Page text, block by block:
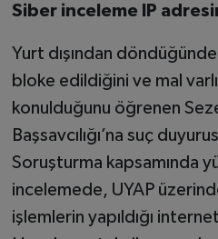
Siber inceleme IP
Yurt dışından döndüğünde
bloke edildiğini ve mal
konulduğunu öğrenen
Başsavcılığı’na suç
Soruşturma kapsamında
incelemede, UYAP
işlemlerin yapıldığı